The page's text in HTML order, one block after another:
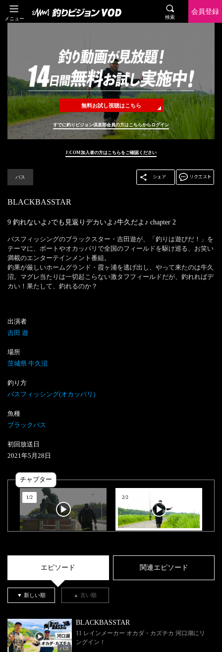
メニュー 検索
会員登録
無料お試し視聴はこちら
すでに釣りビジョン倶楽部会員の方はこちらからログイン
J:COM加入者の方はこちらをご確認ください
バス
BLACKBASSTAR
9 釣れないよ♪でも見返りデカいよ♪牛久だよ♪ chapter 2
バスフィッシングのブラックスター・吉田遊が、「釣りは遊びだ！」を
テーマに、ボートやオカッパリで全国のフィールドを駆け巡る、お笑い
満載のエンターテインメント番組。
釣果が厳しいホームグランド・霞ヶ浦を逃げ出し、やって来たのは牛久
沼。マグレ当たりは一切起こらない激タフフィールドだが、釣れればデ
カい！果たして、釣れるのか？
出演者
吉田 遊
場所
茨城県 牛久沼
釣り方
バスフィッシング(オカッパリ)
魚種
ブラックバス
初回放送日
2021年5 月 28 日
チャプター
1/2 2/2
エピソード 関連エピソード
▼ 新しい順 ▲ 古い順
バス
BLACKBASSTAR
11 レインメーカー オカダ・カズチカ 河口湖にリ
ングイン！